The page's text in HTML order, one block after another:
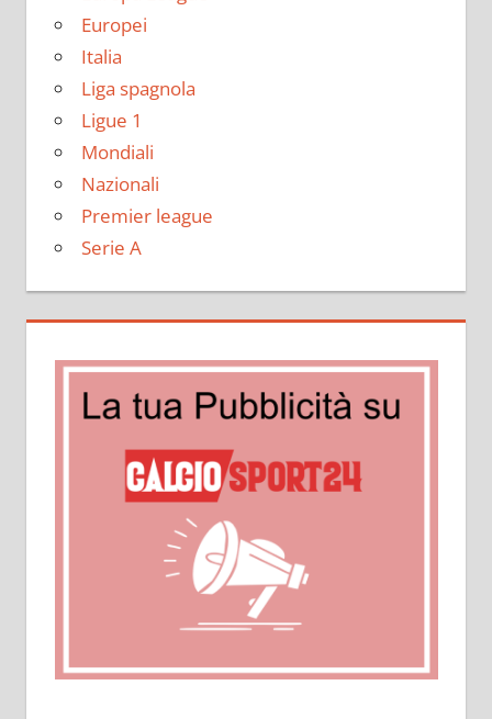
Europei
Italia
Liga spagnola
Ligue 1
Mondiali
Nazionali
Premier league
Serie A